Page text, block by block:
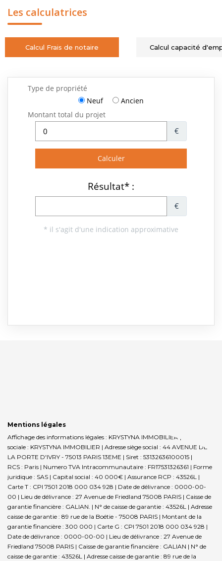
Les calculatrices
Calcul Frais de notaire Calcul capacité
Mentions légales
Affichage des informations légales : KRYSTYNA IMMOBILIER | Raison
sociale : KRYSTYNA IMMOBILIER | Adresse siège social : 44 AVENUE DE
LA PORTE D'IVRY - 75013 PARIS 13EME | Siret : 53132636100015 |
RCS : Paris | Numero TVA Intracommunautaire : FR17531326361 | Forme
juridique : SAS | Capital social : 40 000€ | Assurance RCP : 43526L |
Carte T : CPI 7501 2018 000 034 928 | Date de délivrance : 0000-00-
00 | Lieu de délivrance : 27 Avenue de Friedland 75008 PARIS | Caisse de
garantie financière : GALIAN. | N° de caisse de garantie : 43526L | Adresse
caisse de garantie : 89 rue de la Boétie - 75008 PARIS | Montant de la
garantie financière : 300 000 | Carte G : CPI 7501 2018 000 034 928 |
Date de délivrance : 0000-00-00 | Lieu de délivrance : 27 Avenue de
Friedland 75008 PARIS | Caisse de garantie financière : GALIAN | N° de
caisse de garantie : 43526L | Adresse caisse de garantie : 89 rue de la